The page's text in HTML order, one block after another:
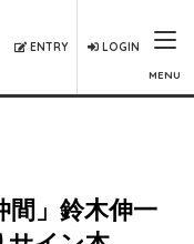
ENTRY LOGIN
MENU
間」鈴木伸一